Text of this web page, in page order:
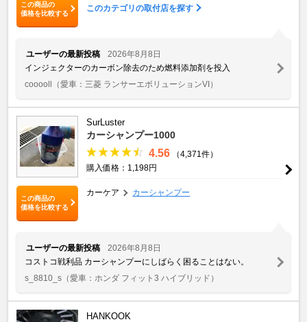
この商品の
価格を比較する
このカテゴリの取付店を探す
ユーザーの最新投稿
2026年8月8日
インジェクターのカーボン除去のため燃料添加剤を投入
cooooll （愛車：三菱 ランサーエボリューションVI）
この商品の
価格を比較する
SurLuster
カーシャンプー1000
4.56
（4,371件）
購入価格：1,198円
カーケア カーシャンプー
ユーザーの最新投稿
2026年8月8日
コストコ戦利品 カーシャンプーにしばらく困ることはない。
s_8810_s （愛車：ホンダ フィット3 ハイブリッド）
HANKOOK